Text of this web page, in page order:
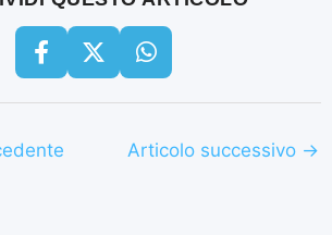
Articolo successivo →